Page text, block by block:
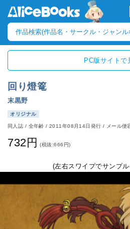
PC版サイトで
回り燈篭
末黒野
オリジナル
同人誌 / 全年齢/2011年08月14日発行 / メール便
732円 (税抜:666円)
(左右スワイプでサンプ